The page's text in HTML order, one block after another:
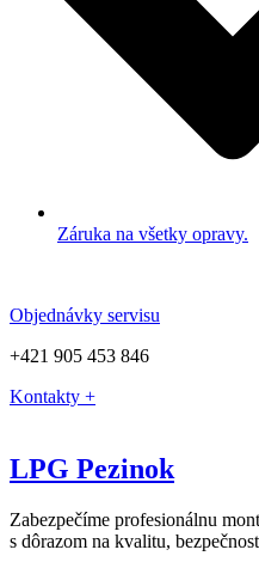
Záruka na všetky opravy.
Objednávky servisu
+421 905 453 846
Kontakty +
LPG Pezinok
Zabezpečíme profesionálnu
s dôrazom na kvalitu,